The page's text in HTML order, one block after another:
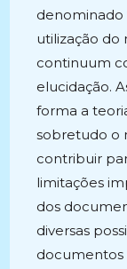
denominado
utilização do
continuum
elucidação.
forma a
sobretudo o
contribuir
limitações
dos
diversas
documentos